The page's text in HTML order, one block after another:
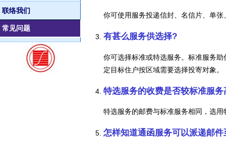
联络我们
常见问题
你可使用服务投递信封、名信片、单
有甚么服务供选择?
你可选择标准或特选服务。标准服务
定目标住户按区域需要选择投寄对象。
特选服务的收费是否较标准服务
特选服务的邮费与标准服务相同，选
怎样知道通函服务可以派递邮